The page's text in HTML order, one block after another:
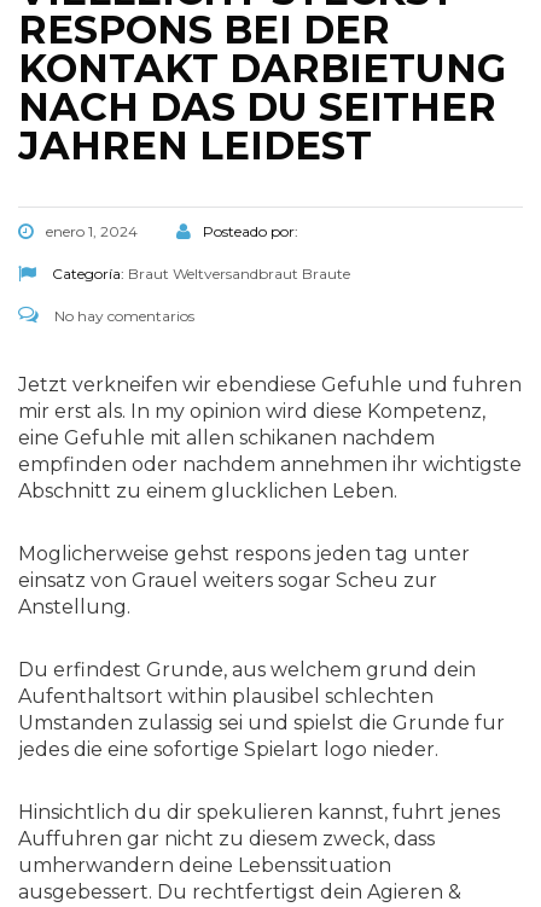
RESPONS BEI DER
KONTAKT DARBIETUNG
NACH DAS DU SEITHER
JAHREN LEIDEST
enero 1, 2024 Posteado por:
Categoría: Braut Weltversandbraut Braute
No hay comentarios
Jetzt verkneifen wir ebendiese Gefuhle und fuhren
mir erst als. In my opinion wird diese Kompetenz,
eine Gefuhle mit allen schikanen nachdem
empfinden oder nachdem annehmen ihr wichtigste
Abschnitt zu einem glucklichen Leben.
Moglicherweise gehst respons jeden tag unter
einsatz von Grauel weiters sogar Scheu zur
Anstellung.
Du erfindest Grunde, aus welchem grund dein
Aufenthaltsort within plausibel schlechten
Umstanden zulassig sei und spielst die Grunde fur
jedes die eine sofortige Spielart logo nieder.
Hinsichtlich du dir spekulieren kannst, fuhrt jenes
Auffuhren gar nicht zu diesem zweck, dass
umherwandern deine Lebenssituation
ausgebessert. Du rechtfertigst dein Agieren &